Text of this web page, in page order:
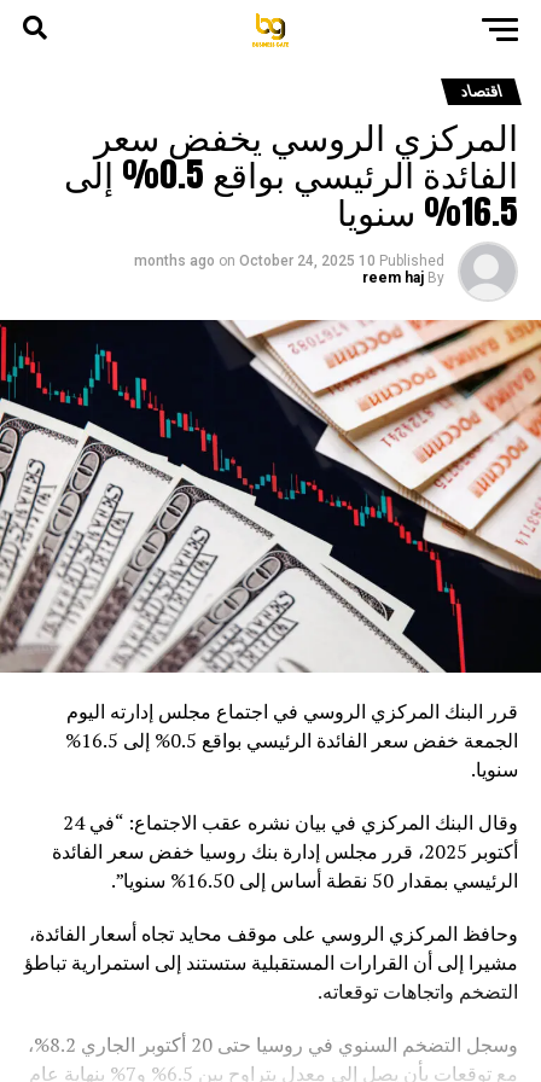
اقتصاد
المركزي الروسي يخفض سعر
الفائدة الرئيسي بواقع 0.5% إلى
16.5% سنويا
Published
10 months ago
on October 24, 2025
By
reem haj
قرر البنك المركزي الروسي في اجتماع مجلس إدارته اليوم
الجمعة خفض سعر الفائدة الرئيسي بواقع 0.5% إلى 16.5%
سنويا.
وقال البنك المركزي في بيان نشره عقب الاجتماع: “في 24
أكتوبر 2025، قرر مجلس إدارة بنك روسيا خفض سعر الفائدة
الرئيسي بمقدار 50 نقطة أساس إلى 16.50% سنويا”.
وحافظ المركزي الروسي على موقف محايد تجاه أسعار الفائدة،
مشيرا إلى أن القرارات المستقبلية ستستند إلى استمرارية تباطؤ
التضخم واتجاهات توقعاته.
وسجل التضخم السنوي في روسيا حتى 20 أكتوبر الجاري 8.2%،
مع توقعات بأن يصل إلى معدل يتراوح بين 6.5% و7% بنهاية عام